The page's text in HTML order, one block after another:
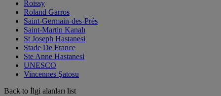
Roissy
Roland Garros
Saint-Germain-des-Prés
Saint-Martin Kanalı
St Joseph Hastanesi
Stade De France
Ste Anne Hastanesi
UNESCO
Vincennes Şatosu
Back to İlgi alanları list